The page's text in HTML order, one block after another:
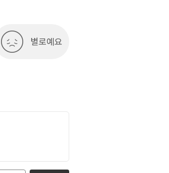
별로예요